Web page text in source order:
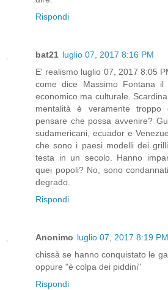
Rispondi
bat21 luglio 07, 2017 8:16 PM
E' realismo luglio 07, 2017 8:05
come dice Massimo Fontana
economico ma culturale.
mentalità è veramente troppo
pensare che possa avvenire?
sudamericani, ecuador e
che sono i paesi modelli dei
testa in un secolo. Hanno
quei popoli? No, sono
degrado.
Rispondi
Anonimo luglio 07, 2017 8:19 PM
chissà se hanno conquistato le
oppure "è colpa dei piddini"
Rispondi